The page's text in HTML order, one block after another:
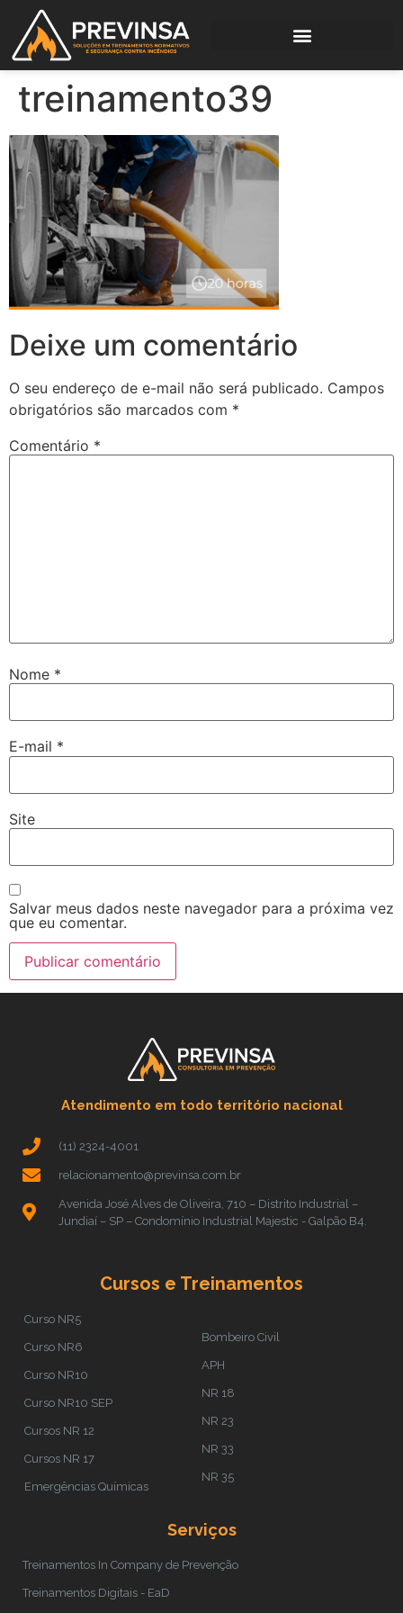
treinamento39
Deixe um comentário
O seu endereço de e-mail não será publicado. Campos
obrigatórios são marcados com *
Comentário *
Nome *
E-mail *
Site
Salvar meus dados neste navegador para a próxima vez
que eu comentar.
Atendimento em todo território nacional
(11) 2324-4001
relacionamento@previnsa.com.br
Avenida José Alves de Oliveira, 710 – Distrito Industrial –
Jundiaí – SP – Condomínio Industrial Majestic - Galpão B4.
Cursos e Treinamentos
Curso NR5
Curso NR6
Curso NR10
Curso NR10 SEP
Cursos NR 12
Cursos NR 17
Emergências Químicas
Bombeiro Civil
APH
NR 18
NR 23
NR 33
NR 35
Serviços
Treinamentos In Company de Prevenção
Treinamentos Digitais - EaD